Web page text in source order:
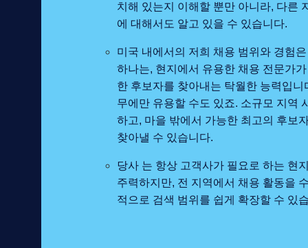
치해 있는지 이해할 뿐만 아니라, 다른
에 대해서도 알고 있을 수 있습니다.
미국 내에서의 저희 채용 범위와 경험
하나는, 현지에서 유용한 채용 전문가
한 후보자를 찾아내는 탁월한 능력입
무에만 유용할 수도 있죠. 소규모 지역
하고, 마을 밖에서 가능한 최고의 후보
찾아낼 수 있습니다.
당사 는 항상 고객사가 필요로 하는 현
주력하지만, 전 지역에서 채용 활동을
적으로 검색 범위를 쉽게 확장할 수 있